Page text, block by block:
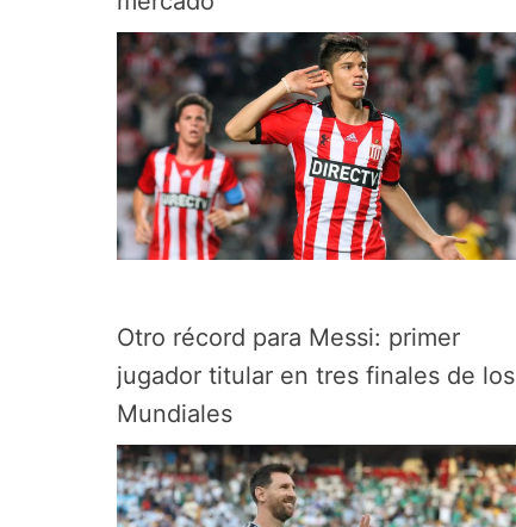
Otro récord para Messi: primer
jugador titular en tres finales de los
Mundiales